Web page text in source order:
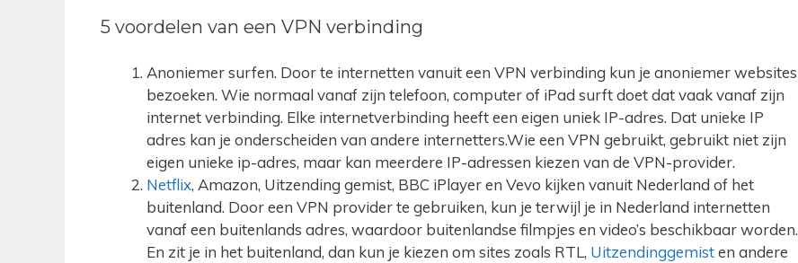
5 voordelen van een VPN verbinding
Anoniemer surfen. Door te internetten vanuit een VPN verbinding kun je anoniemer websites
bezoeken. Wie normaal vanaf zijn telefoon, computer of iPad surft doet dat vaak vanaf zijn
internet verbinding. Elke internetverbinding heeft een eigen uniek IP-adres. Dat unieke IP
adres kan je onderscheiden van andere internetters.Wie een VPN gebruikt, gebruikt niet zijn
eigen unieke ip-adres, maar kan meerdere IP-adressen kiezen van de VPN-provider.
Netflix, Amazon, Uitzending gemist, BBC iPlayer en Vevo kijken vanuit Nederland of het
buitenland. Door een VPN provider te gebruiken, kun je terwijl je in Nederland internetten
vanaf een buitenlands adres, waardoor buitenlandse filmpjes en video’s beschikbaar worden.
En zit je in het buitenland, dan kun je kiezen om sites zoals RTL, Uitzendinggemisten andere